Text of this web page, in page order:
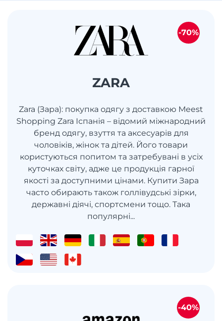
ZARA
Zara (Зара): покупка одягу з доставкою Meest
Shopping Zara Іспанія – відомий міжнародний
бренд одягу, взуття та аксесуарів для
чоловіків, жінок та дітей. Його товари
користуються попитом та затребувані в усіх
куточках світу, адже це продукція гарної
якості за доступними цінами. Купити Зара
часто обирають також голлівудські зірки,
державні діячі, спортсмени тощо. Така
популярні...
-70%
-40%